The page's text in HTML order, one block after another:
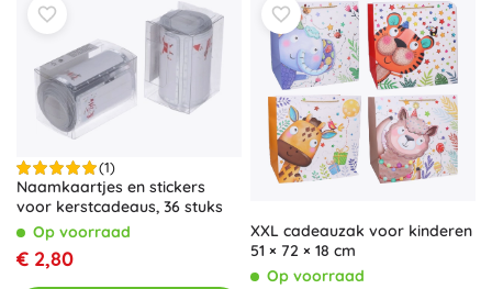
(1)
Naamkaartjes en stickers
voor kerstcadeaus, 36 stuks
Op voorraad
€ 2,80
XXL cadeauzak voor kinderen
51 × 72 × 18 cm
Op voorraad